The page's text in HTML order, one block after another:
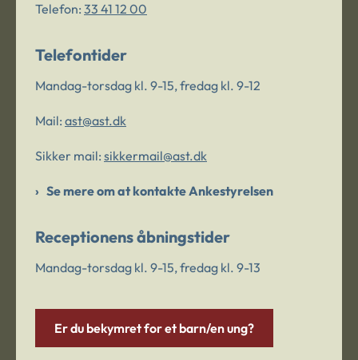
Telefon: 33 41 12 00
Telefontider
Mandag-torsdag kl. 9-15, fredag kl. 9-12
Mail: ast@ast.dk
Sikker mail: sikkermail@ast.dk
Se mere om at kontakte Ankestyrelsen
Receptionens åbningstider
Mandag-torsdag kl. 9-15, fredag kl. 9-13
Er du bekymret for et barn/en ung?